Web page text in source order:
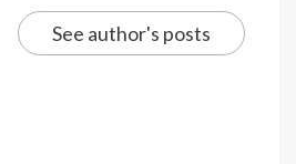
See author's posts